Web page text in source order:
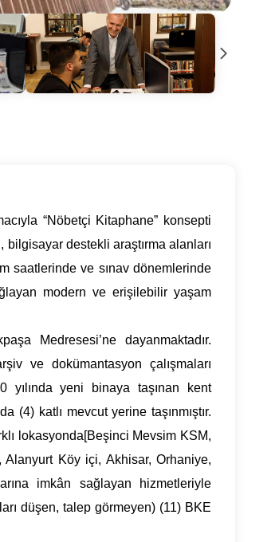
“Nöbetçi Kitaphane” konsepti
destekli araştırma alanları
saatlerinde ve sınav dönemlerinde
modern ve erişilebilir yaşam
Medresesi’ne dayanmaktadır.
ve dokümantasyon çalışmaları
yılında yeni binaya taşınan kent
(4) katlı mevcut yerine taşınmıştır.
lokasyonda[Beşinci Mevsim KSM,
Köy içi, Akhisar, Orhaniye,
imkân sağlayan hizmetleriyle
düşen, talep görmeyen) (11) BKE